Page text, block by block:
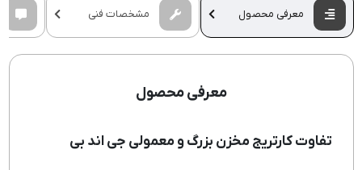
معرفی محصول مشخصات فنی
معرفی محصول
تفاوت کارتریج مخزن بزرگ و معمولی جی اند بی